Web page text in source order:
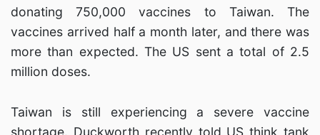
donating 750,000 vaccines to Taiwan. The
vaccines arrived half a month later, and there was
more than expected. The US sent a total of 2.5
million doses.
Taiwan is still experiencing a severe vaccine
shortage. Duckworth recently told US think tank